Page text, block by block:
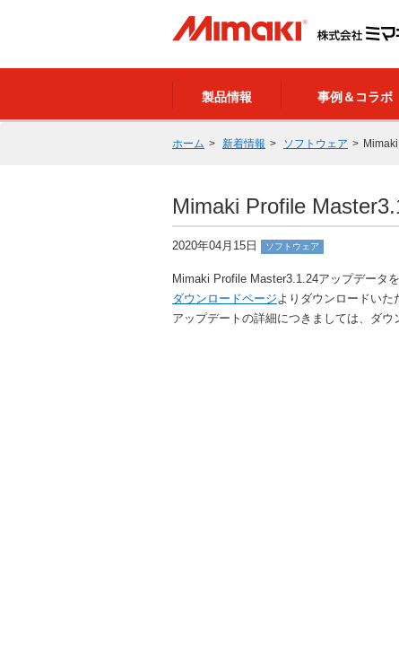
製品情報 事例＆コラボ
ホーム 新着情報 ソフトウェア
Mimaki Profile
2020年04月15日 ソフトウェア
Mimaki Profile Master3.1.24アップデータを
ダウンロードページよりダウンロードいた
アップデートの詳細につきましては、ダウ